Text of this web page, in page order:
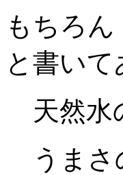
もちろ
と書い
天然水
うま